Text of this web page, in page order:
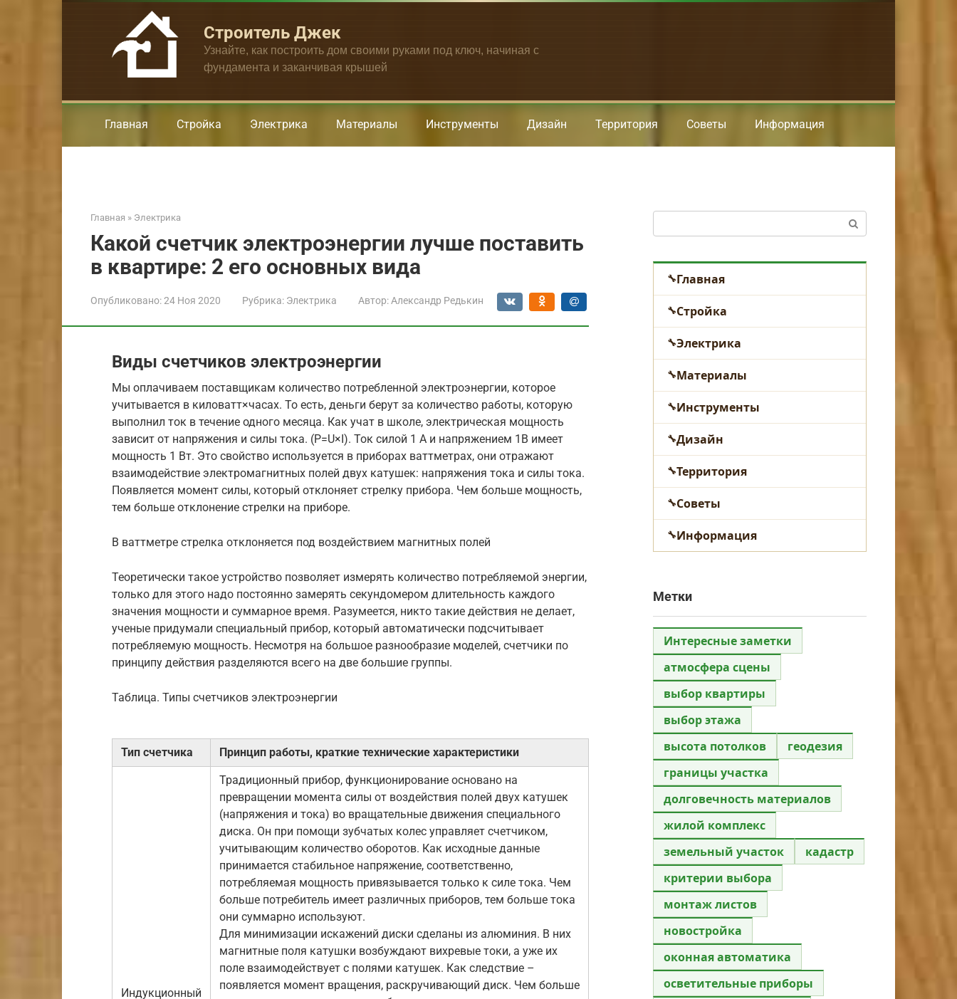
Строитель Джек
Узнайте, как построить дом своими руками под ключ, начиная с
фундамента и заканчивая крышей
Главная Стройка Электрика Материалы Инструменты Дизайн Территория Советы Информация
Главная » Электрика
Какой счетчик электроэнергии лучше поставить
в квартире: 2 его основных вида
Опубликовано:24 Ноя 2020 Рубрика: Электрика Автор: Александр Редькин
Виды счетчиков электроэнергии
Мы оплачиваем поставщикам количество потребленной электроэнергии, которое
учитывается в киловатт×часах. То есть, деньги берут за количество работы, которую
выполнил ток в течение одного месяца. Как учат в школе, электрическая мощность
зависит от напряжения и силы тока. (P=U×I). Ток силой 1 А и напряжением 1В имеет
мощность 1 Вт. Это свойство используется в приборах ваттметрах, они отражают
взаимодействие электромагнитных полей двух катушек: напряжения тока и силы тока.
Появляется момент силы, который отклоняет стрелку прибора. Чем больше мощность,
тем больше отклонение стрелки на приборе.
В ваттметре стрелка отклоняется под воздействием магнитных полей
Теоретически такое устройство позволяет измерять количество потребляемой энергии,
только для этого надо постоянно замерять секундомером длительность каждого
значения мощности и суммарное время. Разумеется, никто такие действия не делает,
ученые придумали специальный прибор, который автоматически подсчитывает
потребляемую мощность. Несмотря на большое разнообразие моделей, счетчики по
принципу действия разделяются всего на две большие группы.
Таблица. Типы счетчиков электроэнергии
Тип счетчика Принцип работы, краткие технические характеристики
Индукционный
Традиционный прибор, функционирование основано на
превращении момента силы от воздействия полей двух катушек
(напряжения и тока) во вращательные движения специального
диска. Он при помощи зубчатых колес управляет счетчиком,
учитывающим количество оборотов. Как исходные данные
принимается стабильное напряжение, соответственно,
потребляемая мощность привязывается только к силе тока. Чем
больше потребитель имеет различных приборов, тем больше тока
они суммарно используют.
Для минимизации искажений диски сделаны из алюминия. В них
магнитные поля катушки возбуждают вихревые токи, а уже их
поле взаимодействует с полями катушек. Как следствие –
появляется момент вращения, раскручивающий диск. Чем больше
Главная
Стройка
Электрика
Материалы
Инструменты
Дизайн
Территория
Советы
Информация
Метки
Интересные заметки
атмосфера сцены
выбор квартиры
выбор этажа
высота потолков
геодезия
границы участка
долговечность материалов
жилой комплекс
земельный участок
кадастр
критерии выбора
монтаж листов
новостройка
оконная автоматика
осветительные приборы